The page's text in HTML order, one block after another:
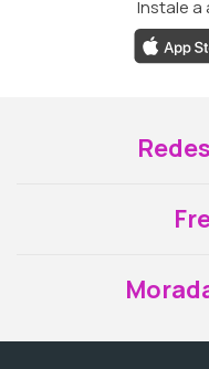
Instale a